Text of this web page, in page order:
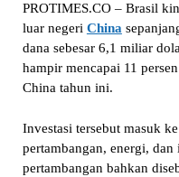
PROTIMES.CO – Brasil
luar negeri China
dana sebesar 6,1 miliar
hampir mencapai 11
China tahun ini.
Investasi tersebut masuk
pertambangan, energi,
pertambangan bahkan